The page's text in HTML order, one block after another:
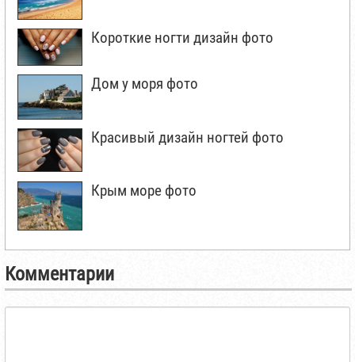
Короткие ногти дизайн фото
Дом у моря фото
Красивый дизайн ногтей фото
Крым море фото
Комментарии